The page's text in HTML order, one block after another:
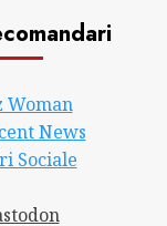
Woman
News
Sociale